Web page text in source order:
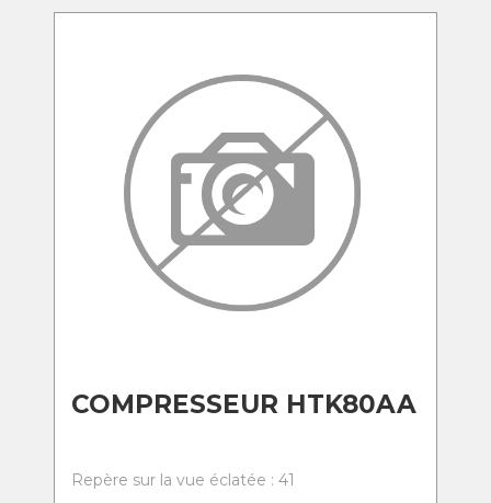
COMPRESSEUR HTK80AA
Repère sur la vue éclatée : 41